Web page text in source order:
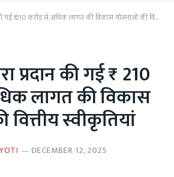
गई ₹ 210 करोड़ से अधिक लागत की विकास योजनाओं की वित्तीय स्वीकृतियां
प्रदान की गई ₹ 210
लागत की विकास
स्वीकृतियां
DECEMBER 12, 2025